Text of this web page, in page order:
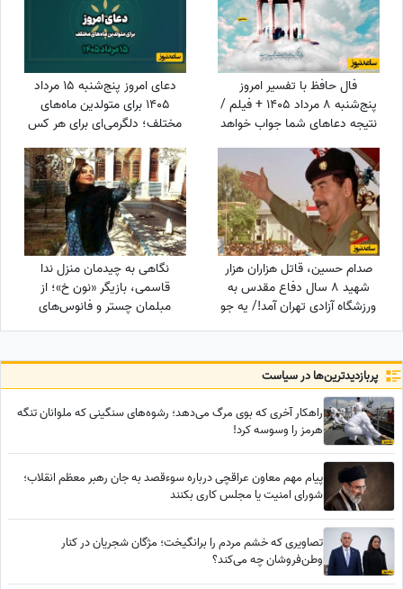
فال حافظ با تفسیر امروز
پنج‌شنبه 8 مرداد 1405 + فیلم /
نتیجه دعاهای شما جواب خواهد
داد درهای بسته به روی شما باز
می‌شوند
دعای امروز پنج‌شنبه 15 مرداد
1405 برای متولدین ماه‌های
مختلف؛ دلگرمی‌ای برای هر کس
که در آرزوها و نیازهای زندگی
مانده است
صدام حسین، قاتل هزاران هزار
شهید 8 سال دفاع مقدس به
ورزشگاه آزادی تهران آمد!/ یه جو
عقل هم چیز خوبیه که بعضیا
نگاهی به چیدمان منزل ندا
قاسمی، بازیگر «نون خ»؛ از
مبلمان چستر و فانوس‌های
دکوراتیو تا کابینت شیشه‌ای و
پربازدید‌ترین‌ها در سیاست
راهکار آخری که بوی مرگ می‌دهد؛ رشوه‌های سنگینی که ملوانان تنگه
هرمز را وسوسه کرد!
پیام مهم معاون عراقچی درباره سوءقصد به جان رهبر معظم انقلاب؛
شورای امنیت یا مجلس کاری بکنند
تصاویری که خشم مردم را برانگیخت؛ مژگان شجریان در کنار
وطن‌فروشان چه می‌کند؟